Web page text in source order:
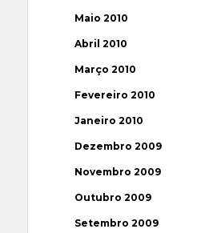
Maio 2010
Abril 2010
Março 2010
Fevereiro 2010
Janeiro 2010
Dezembro 2009
Novembro 2009
Outubro 2009
Setembro 2009